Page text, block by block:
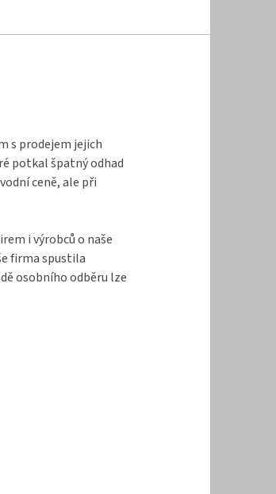
s prodejem jejich
potkal špatný odhad
ceně, ale při
i výrobců o naše
firma spustila
osobního odběru lze